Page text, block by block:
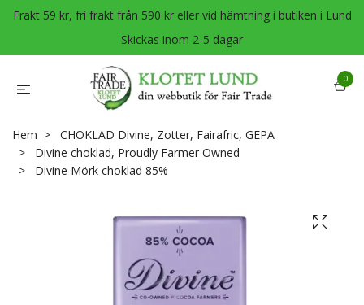
Frakt 59 kr, fri frakt från 590 kr eller vid hämtning i butiken i Lund
Skickas inom 2-5 dagar
0
Hem
CHOKLAD Divine, Zotter, Fairafric, GEPA
Divine choklad, Proudly Farmer Owned
Divine Mörk choklad 85%